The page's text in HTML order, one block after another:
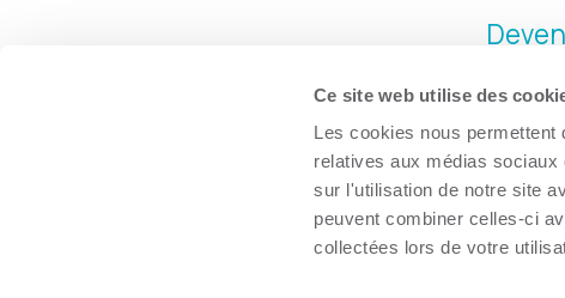
Ce site web utilise des
Les cookies nous permettent
relatives aux médias
sur l'utilisation de notre site
peuvent combiner celles-ci
collectées lors de votre